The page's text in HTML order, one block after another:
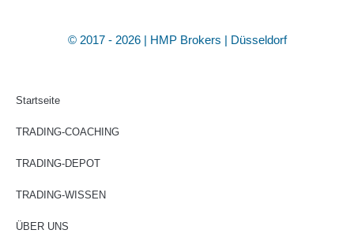
© 2017 - 2026 | HMP Brokers | Düsseldorf
Startseite
TRADING-COACHING
TRADING-DEPOT
TRADING-WISSEN
ÜBER UNS